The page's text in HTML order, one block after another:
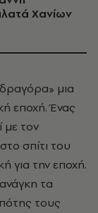
Χανίων
μια
εποχή. Ένας
με τον
σπίτι του
για την εποχή.
τα
τους